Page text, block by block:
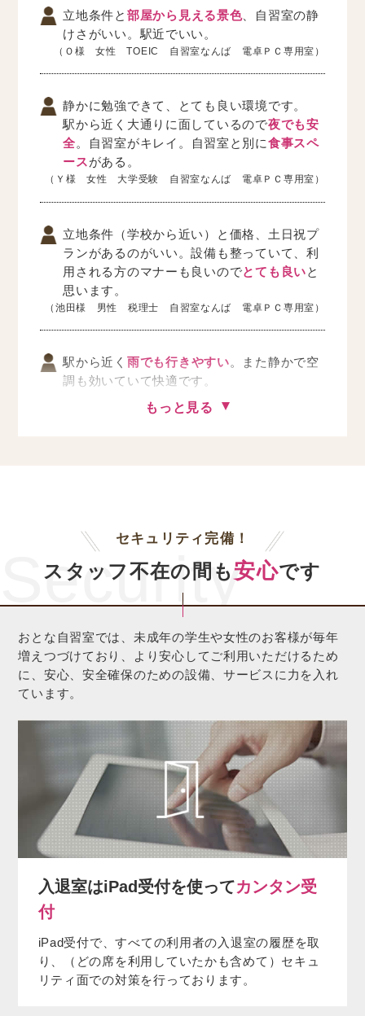
立地条件と 部屋から見える景色、自習室の静
けさがいい。駅近でいい。
（Ｏ様 女性 TOEIC 自習室なんば 電卓ＰＣ専用室）
静かに勉強できて、とても良い環境です。
駅から近く大通りに面しているので夜でも安
全。自習室がキレイ。自習室と別に食事スペ
ースがある。
（Ｙ様 女性 大学受験 自習室なんば 電卓ＰＣ専用室）
立地条件（学校から近い）と価格、土日祝プ
ランがあるのがいい。設備も整っていて、利
用される方のマナーも良いのでとても良いと
思います。
（池田様 男性 税理士 自習室なんば 電卓ＰＣ専用室）
駅から近く 雨でも行きやすい。また静かで空
調も効いていて快適です。
（Ｋ様 男性 公認会計士 自習室なんば 電卓ＰＣ専用
もっと見る
セキュリティ完備！
スタッフ不在の間も 安心です
Security
おとな自習室では、未成年の学生や女性のお客様が毎年
増えつづけており、より安心してご利用いただけるため
に、安心、安全確保のための設備、サービスに力を入れ
ています。
入退室はiPad受付を使ってカンタン受
付
iPad受付で、すべての利用者の入退室の履歴を取
り、（どの席を利用していたかも含めて）セキュ
リティ面での対策を行っております。